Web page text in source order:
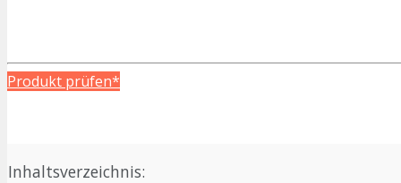
Produkt prüfen*
Inhaltsverzeichnis: